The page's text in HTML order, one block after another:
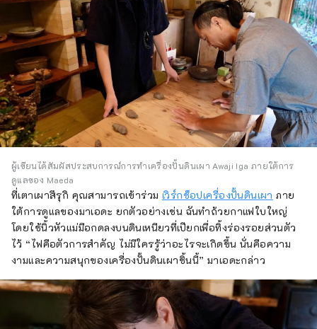
ผู้เขียนได้สัมผัสประสบการณ์การทำเครื่องปั้นดินเผา Awaji Iga ภายใต้การ
ดูแลของ Maeda
ที่เตาเผาสึรุกิ คุณสามารถเข้าร่วม เวิร์กช็อปเครื่องปั้นดินเผา ภาย
ใต้การดูแลของมาเอดะ ยกตัวอย่างเช่น ฉันทำถ้วยกาแฟใบใหญ่
โดยใช้นิ้วหัวแม่มือกดลงบนดินเหนียวที่เปียกเพื่อทิ้งร่องรอยส่วนตัว
ไว้ “ไฟคือตัวการสำคัญ ไม่มีใครรู้ว่าอะไรจะเกิดขึ้น นั่นคือความ
งามและความสนุกของเครื่องปั้นดินเผาชิ้นนี้” มาเอดะกล่าว